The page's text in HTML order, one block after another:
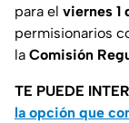
para el viernes 1
permisionarios
la Comisión
TE PUEDE
la opción que